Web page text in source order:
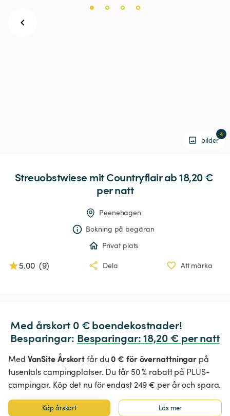
bilder
4
Streuobstwiese mitCountryflair ab 18,20 €
per natt
Peenehagen
Bokning på begäran
Privat plats
5.00 (9) Dela Att märka
Med årskort 0 € boendekostnader!
Besparingar: Besparingar: 18,20 € per natt
Med VanSite Årskortfår du0 € för övernattningar på
tusentals campingplatser. Du får 50 % rabatt på PLUS-
campingar. Köp det nu för endast 249 € per år och spara.
Köp årskort Läs mer